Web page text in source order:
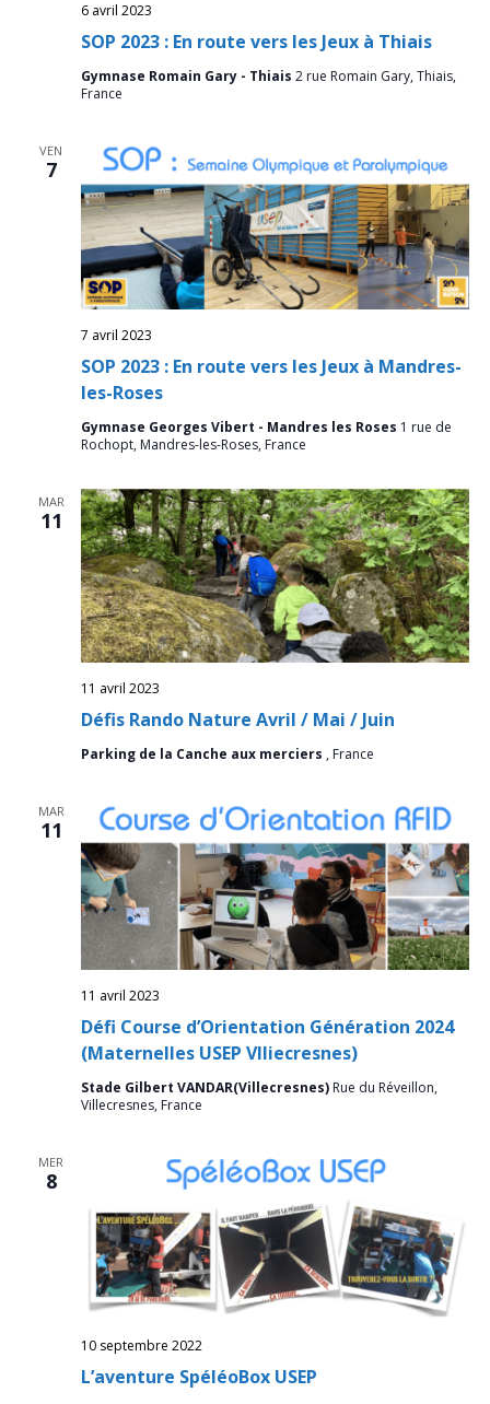
SOP 2023 : En route vers les Jeux à Thiais
6 avril 2023
Gymnase Romain Gary - Thiais 2 rue Romain Gary, Thiais,
France
VEN
7
SOP 2023 : En route vers les Jeux à Mandres-
les-Roses
7 avril 2023
Gymnase Georges Vibert - Mandres les Roses 1 rue de
Rochopt, Mandres-les-Roses, France
MAR
11
Défis Rando Nature Avril / Mai / Juin
11 avril 2023
Parking de la Canche aux merciers , France
MAR
11
Défi Course d’Orientation Génération 2024
(Maternelles USEP Vlliecresnes)
11 avril 2023
Stade Gilbert VANDAR(Villecresnes) Rue du Réveillon,
Villecresnes, France
MER
8
L’aventure SpéléoBox USEP
10 septembre 2022